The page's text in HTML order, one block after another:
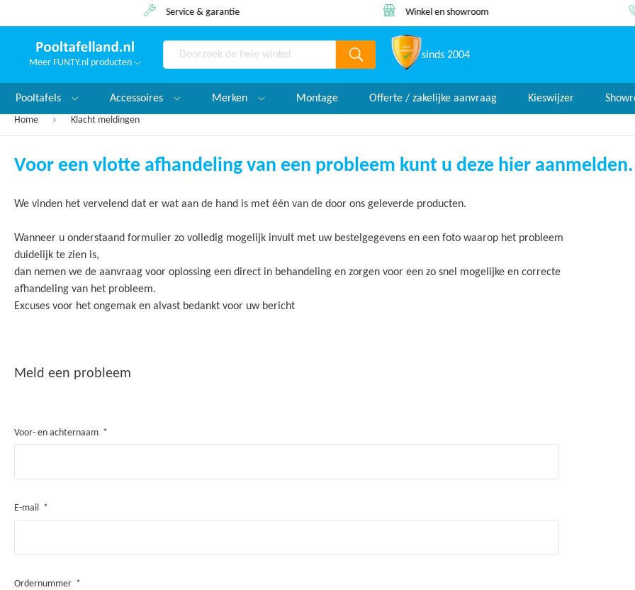
Home Klacht meldingen
Voor een vlotte afhandeling van een probleem kunt u deze hier aanmelden.
We vinden het vervelend dat er wat aan de hand is met één van de door ons geleverde producten.
Wanneer u onderstaand formulier zo volledig mogelijk invult met uw bestelgegevens en een foto waarop het probleem
duidelijk te zien is,
dan nemen we de aanvraag voor oplossing een direct in behandeling en zorgen voor een zo snel mogelijke en correcte
afhandeling van het probleem.
Excuses voor het ongemak en alvast bedankt voor uw bericht
Meld een probleem
Voor- en achternaam
E-mail
Ordernummer
Service & garantie Winkel en showroom Lage prijs
Meer FUNTY.nl producten
Search
sinds 2004
Pooltafels Accessoires Merken Montage Offerte / zakelijke aanvraag Kieswijzer